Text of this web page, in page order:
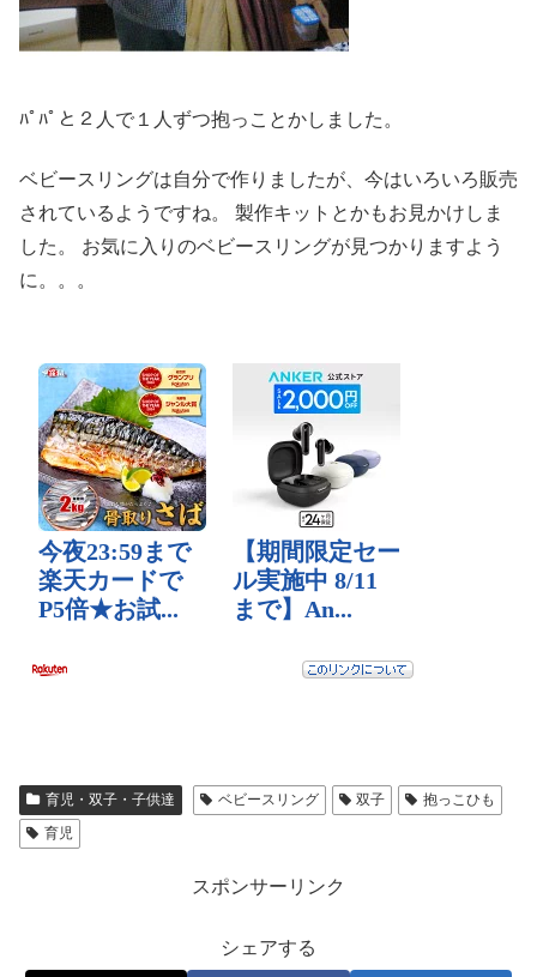
ﾊﾟﾊﾟと２人で１人ずつ抱っことかしました。
ベビースリングは自分で作りましたが、今はいろいろ販売
されているようですね。 製作キットとかもお見かけしま
した。 お気に入りのベビースリングが見つかりますよう
に。。。
育児・双子・子供達 ベビースリング 双子
抱っこひも
育児
スポンサーリンク
シェアする